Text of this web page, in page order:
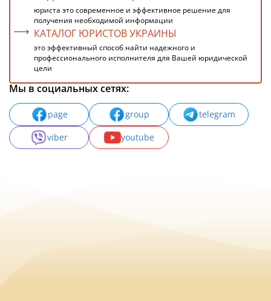
юриста это современное и эффективное решение для
получения необходимой информации
КАТАЛОГ ЮРИСТОВ УКРАИНЫ
это эффективный способ найти надежного и
профессионального исполнителя для Вашей юридической
цели
Мы в социальных сетях:
page group
telegram
viber
youtube